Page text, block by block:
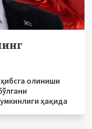
олиниши
ҳақида